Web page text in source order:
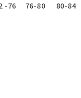
-76 76-80 80-84